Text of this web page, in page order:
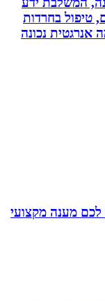
בחרדות
נכונה
מענה מקצועי